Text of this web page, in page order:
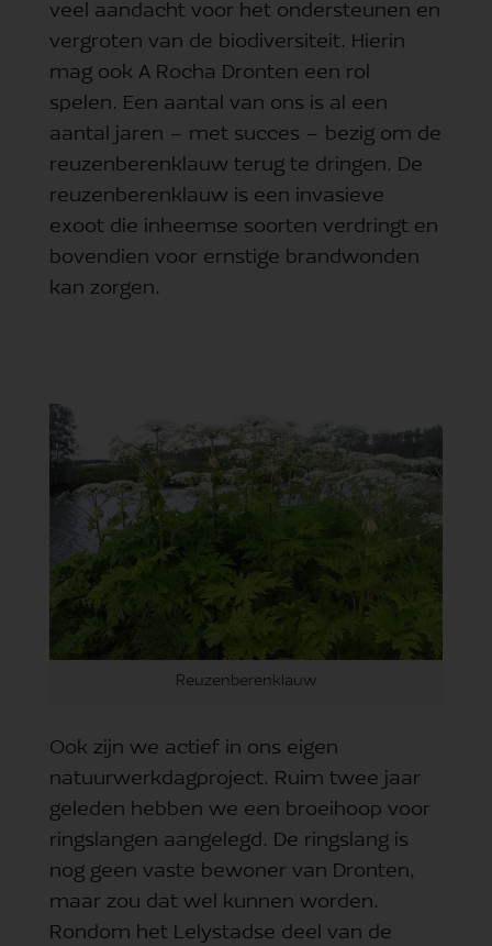
veel aandacht voor het ondersteunen en
vergroten van de biodiversiteit. Hierin
mag ook A Rocha Dronten een rol
spelen. Een aantal van ons is al een
aantal jaren – met succes – bezig om de
reuzenberenklauw terug te dringen. De
reuzenberenklauw is een invasieve
exoot die inheemse soorten verdringt en
bovendien voor ernstige brandwonden
kan zorgen.
Reuzenberenklauw
Ook zijn we actief in ons eigen
natuurwerkdagproject. Ruim twee jaar
geleden hebben we een broeihoop voor
ringslangen aangelegd. De ringslang is
nog geen vaste bewoner van Dronten,
maar zou dat wel kunnen worden.
Rondom het Lelystadse deel van de